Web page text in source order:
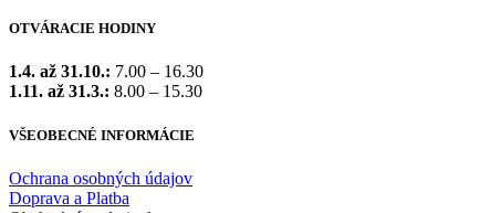
OTVÁRACIE HODINY
1.4. až 31.10.: 7.00 – 16.30
1.11. až 31.3.: 8.00 – 15.30
VŠEOBECNÉ INFORMÁCIE
Ochrana osobných údajov
Doprava a Platba